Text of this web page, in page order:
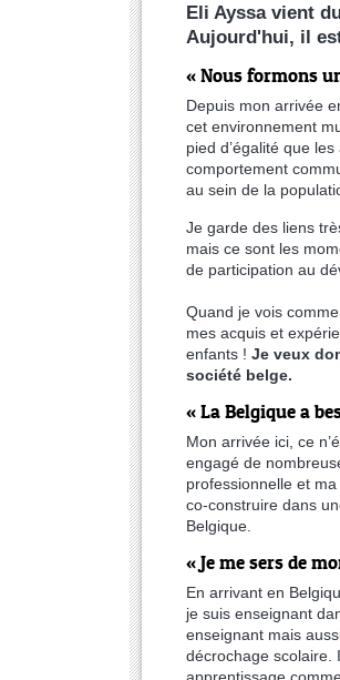
Eli Ayssa vient
Aujourd'hui, il
« Nous formons
Depuis mon arrivée
cet environnement
pied d’égalité que
comportement
au sein de la
​Je garde des liens
mais ce sont les
de participation au
Quand je vois
mes acquis et
enfants ! Je veux
société belge.
« La Belgique a
Mon arrivée ici, ce
engagé de
professionnelle et
co-construire dans
Belgique.
« Je me sers de
En arrivant en
je suis enseignant
enseignant mais
décrochage scolaire.
apprentissage